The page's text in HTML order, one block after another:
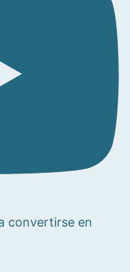
convertirse en